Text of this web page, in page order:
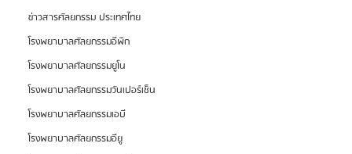
ข่าวสารศัลยกรรม ประเทศไทย
โรงพยาบาลศัลยกรรมอีพิก
โรงพยาบาลศัลยกรรมยูโน
โรงพยาบาลศัลยกรรมวันเปอร์เซ็น
โรงพยาบาลศัลยกรรมเอบี
โรงพยาบาลศัลยกรรมอียู